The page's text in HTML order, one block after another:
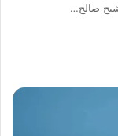
صالح…